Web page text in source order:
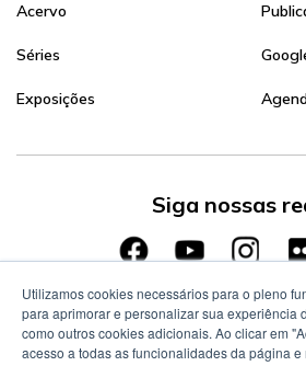
Acervo
Séries
Exposições
Siga nossas
Utilizamos cookies necessários para o pleno
para aprimorar e personalizar sua experiência
como outros cookies adicionais. Ao clicar em
acesso a todas as funcionalidades da página